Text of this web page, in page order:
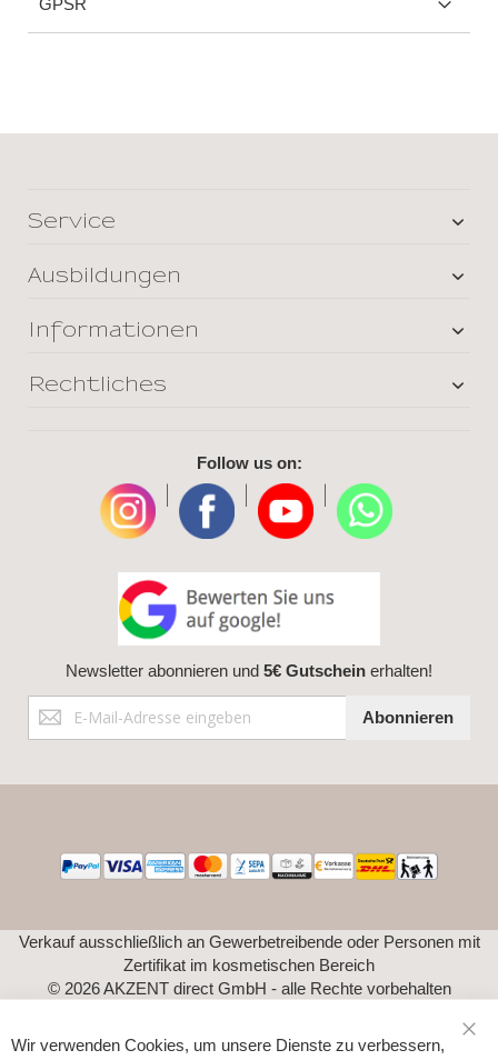
GPSR
Service
Ausbildungen
Informationen
Rechtliches
Follow us on:
Newsletter abonnieren und 5€ Gutschein erhalten!
Anmeldung
zum
Abonnieren
Verkauf ausschließlich an Gewerbetreibende oder Personen mit
Zertifikat im kosmetischen Bereich
© 2026 AKZENT direct GmbH - alle Rechte vorbehalten
Wir verwenden Cookies, um unsere Dienste zu verbessern,